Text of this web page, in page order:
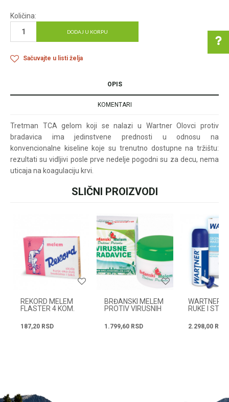
Količina:
DODAJ U KORPU
Sačuvajte u listi želja
Za više informacija u
vezi online porudžbine
pišite nam:
customers@oazazdrav
Radno vreme
Svakog radnog dana od
08h do 16h
OPIS
KOMENTARI
Tretman TCA gelom koji se nalazi u Wartner Olovci protiv
bradavica ima jedinstvene prednosti u odnosu na
konvencionalne kiseline koje su trenutno dostupne na tržištu:
rezultati su vidljivi posle prve nedelje pogodni su za decu, nema
uticaja na koagulaciju krvi.
Poruka
SLIČNI PROIZVODI
REKORD MELEM
FLASTER 4 KOM.
187,20 RSD
BRĐANSKI MELEM
PROTIV VIRUSNIH
1.799,60 RSD
WARTNER
RUKE I
2.298,00 RSD